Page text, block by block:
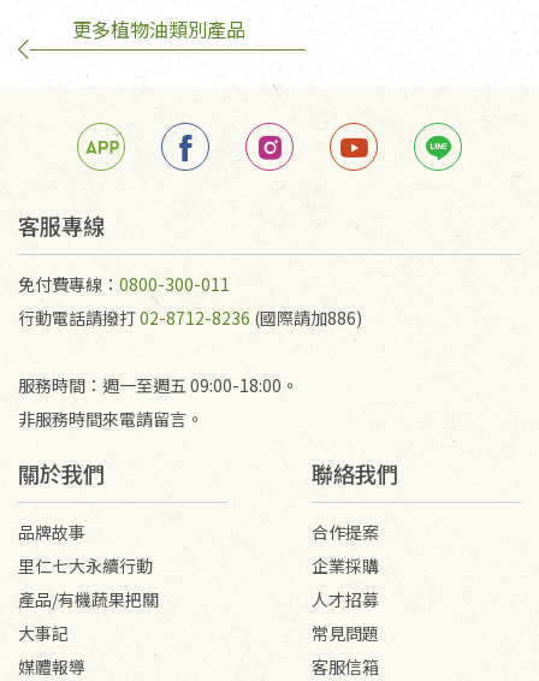
訂購手抄稿退貨需知：
手抄稿進行退貨時，請務必保持原包裝方式及使用原
若未保持原包裝方式或未使用原箱退回，導致書籍有
任何折損、磨損、污損或凹角，將不接受退貨，也不
不接受退貨之手抄稿，為敬重法寶故，里仁網購無法
代為結緣處理等。 若需將手抄稿寄還給消費者，因而
產生的運費100元/箱將由消費者負擔。
更多植物油類別產品
客服專線
免付費專線： 0800-300-011
行動電話請撥打02-8712-8236 (國際請加886)
服務時間：週一至週五 09:00-18:00。
非服務時間來電請留言。
關於我們
品牌故事
里仁七大永續行動
產品/有機蔬果把關
大事記
媒體報導
聯絡我們
合作提案
企業採購
人才招募
常見問題
客服信箱